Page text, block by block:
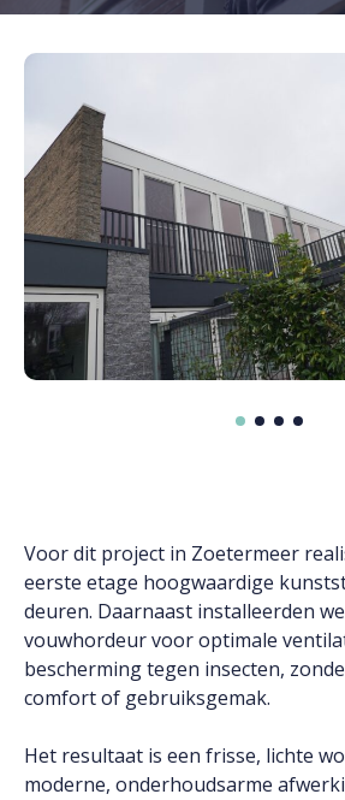
Voor dit project in Zoetermeer
eerste etage hoogwaardige
deuren. Daarnaast installeerden
vouwhordeur voor optimale
bescherming tegen insecten,
comfort of gebruiksgemak.
Het resultaat is een frisse, lichte
moderne, onderhoudsarme